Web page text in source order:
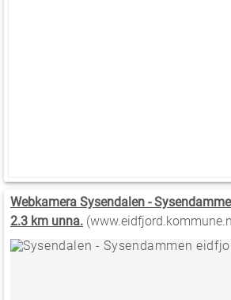
Webkamera Sysendalen -
2.3 km unna.